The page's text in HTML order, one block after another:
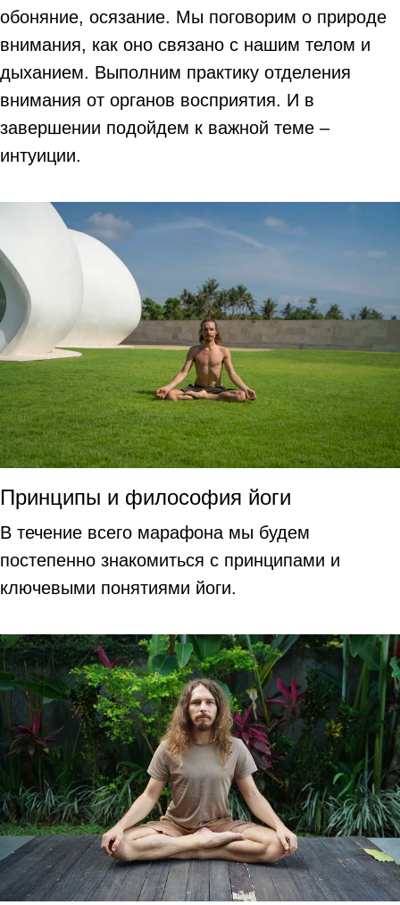
обоняние, осязание. Мы поговорим о природе
внимания, как оно связано с нашим телом и
дыханием. Выполним практику отделения
внимания от органов восприятия. И в
завершении подойдем к важной теме –
интуиции.
Принципы и философия йоги
В течение всего марафона мы будем
постепенно знакомиться с принципами и
ключевыми понятиями йоги.